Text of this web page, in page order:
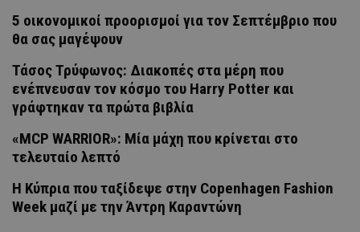
5 οικονομικοί προορισμοί για τον Σεπτέμβριο που
θα σας μαγέψουν
Τάσος Τρύφωνος: Διακοπές στα μέρη που
ενέπνευσαν τον κόσμο του Harry Potter και
γράφτηκαν τα πρώτα βιβλία
«MCP WARRIOR»: Μία μάχη που κρίνεται στο
τελευταίο λεπτό
Η Κύπρια που ταξίδεψε στην Copenhagen Fashion
Week μαζί με την Άντρη Καραντώνη